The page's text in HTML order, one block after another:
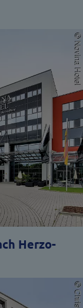
Herzo-